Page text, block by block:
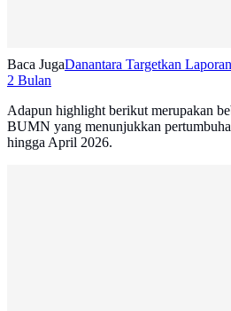
Baca JugaDanantara Targetkan
2 Bulan
Adapun highlight berikut merupakan
BUMN yang menunjukkan
hingga April 2026.